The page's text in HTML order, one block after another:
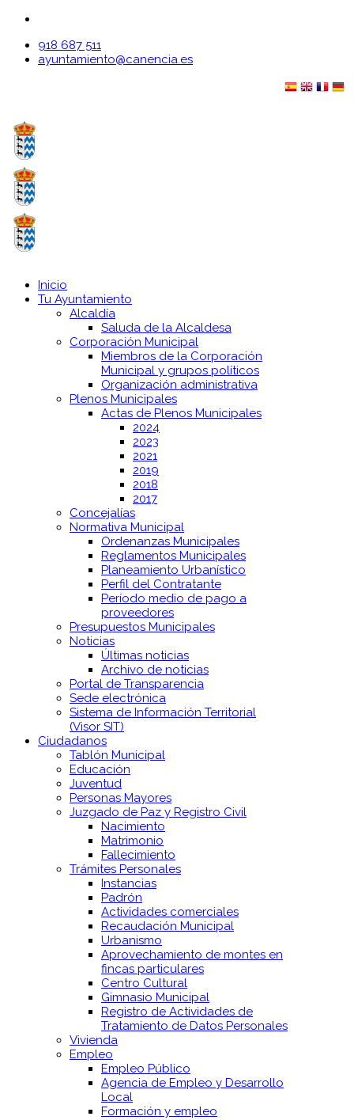
918 687 511
ayuntamiento@canencia.es
Inicio
Tu Ayuntamiento
Alcaldía
Saluda de la Alcaldesa
Corporación Municipal
Miembros de la Corporación
Municipal y grupos políticos
Organización administrativa
Plenos Municipales
Actas de Plenos Municipales
2024
2023
2021
2019
2018
2017
Concejalías
Normativa Municipal
Ordenanzas Municipales
Reglamentos Municipales
Planeamiento Urbanístico
Perfil del Contratante
Período medio de pago a
proveedores
Presupuestos Municipales
Noticias
Últimas noticias
Archivo de noticias
Portal de Transparencia
Sede electrónica
Sistema de Información Territorial
(Visor SIT)
Ciudadanos
Tablón Municipal
Educación
Juventud
Personas Mayores
Juzgado de Paz y Registro Civil
Nacimiento
Matrimonio
Fallecimiento
Trámites Personales
Instancias
Padrón
Actividades comerciales
Recaudación Municipal
Urbanismo
Aprovechamiento de montes en
fincas particulares
Centro Cultural
Gimnasio Municipal
Registro de Actividades de
Tratamiento de Datos Personales
Vivienda
Empleo
Empleo Público
Agencia de Empleo y Desarrollo
Local
Formación y empleo